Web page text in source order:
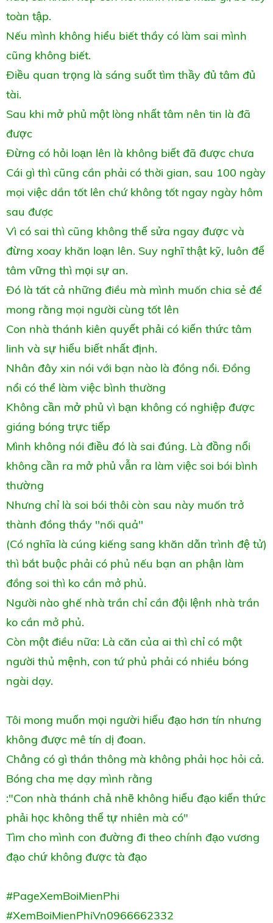
toàn tập.
Nếu mình không hiểu biết thầy có làm sai mình
cũng không biết.
Điều quan trọng là sáng suốt tìm thầy đủ tâm đủ
tài.
Sau khi mở phủ một lòng nhất tâm nên tin là đã
được
Đừng có hỏi loạn lên là không biết đã được chưa
Cái gì thì cũng cần phải có thời gian, sau 100 ngày
mọi việc dần tốt lên chứ không tốt ngay ngày hôm
sau được
Vì có sai thì cũng không thế sửa ngay được và
đừng xoay khăn loạn lên. Suy nghĩ thật kỹ, luôn để
tâm vững thì mọi sự an.
Đó là tất cả những điều mà mình muốn chia sẻ để
mong rằng mọi người cùng tốt lên
Con nhà thánh kiên quyết phải có kiến thức tâm
linh và sự hiểu biết nhất định.
Nhân đây xin nói với bạn nào là đồng nổi. Đồng
nổi có thể làm việc bình thường
Không cần mở phủ vì bạn không có nghiệp được
giáng bóng trực tiếp
Mình không nói điều đó là sai đúng. Là đồng nổi
không cần ra mở phủ vẫn ra làm việc soi bói bình
thường
Nhưng chỉ là soi bói thôi còn sau này muốn trở
thành đồng thầy ''nối quả''
(Có nghĩa là cúng kiếng sang khăn dẫn trình đệ tử)
thì bắt buộc phải có phủ nếu bạn an phận làm
đồng soi thì ko cần mở phủ.
Người nào ghế nhà trần chỉ cần đội lệnh nhà trần
ko cần mở phủ.
Còn một điều nữa: Là căn của ai thì chỉ có một
người thủ mệnh, con tứ phủ phải có nhiều bóng
ngài dạy.
Tôi mong muốn mọi người hiểu đạo hơn tín nhưng
không được mê tín dị đoan.
Chẳng có gì thần thông mà không phải học hỏi cả.
Bóng cha mẹ dạy mình rằng
:"Con nhà thánh chả nhẽ không hiểu đạo kiến thức
phải học không thể tự nhiên mà có"
Tìm cho mình con đường đi theo chính đạo vương
đạo chứ không được tà đạo
#PageXemBoiMienPhi
#XemBoiMienPhiVn0966662332